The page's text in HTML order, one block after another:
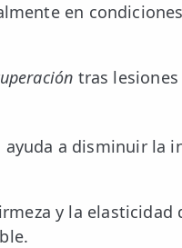
en
tras
ayuda a disminuir la
y la elasticidad